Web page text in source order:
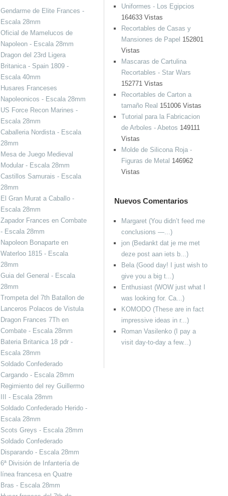
Uniformes - Los Egipcios
164633 Vistas
Recortables de Casas y
Mansiones de Papel 152801
Vistas
Mascaras de Cartulina
Recortables - Star Wars
152771 Vistas
Recortables de Carton a
tamaño Real 151006 Vistas
Tutorial para la Fabricacion
de Arboles - Abetos 149111
Vistas
Molde de Silicona Roja -
Figuras de Metal 146962
Vistas
Nuevos Comentarios
Margaret (You didn’t feed me
conclusions —...)
jon (Bedankt dat je me met
deze post aan iets b...)
Bela (Good day! I just wish to
give you a big t...)
Enthusiast (WOW just what I
was looking for. Ca...)
KOMODO (These are in fact
impressive ideas in r...)
Roman Vasilenko (I pay a
visit day-to-day a few...)
Gendarme de Elite Frances -
Escala 28mm
Oficial de Mamelucos de
Napoleon - Escala 28mm
Dragon del 23rd Ligera
Britanica - Spain 1809 -
Escala 40mm
Husares Franceses
Napoleonicos - Escala 28mm
US Force Recon Marines -
Escala 28mm
Caballeria Nordista - Escala
28mm
Mesa de Juego Medieval
Modular - Escala 28mm
Castillos Samurais - Escala
28mm
El Gran Murat a Caballo -
Escala 28mm
Zapador Frances en Combate
- Escala 28mm
Napoleon Bonaparte en
Waterloo 1815 - Escala
28mm
Guia del General - Escala
28mm
Trompeta del 7th Batallon de
Lanceros Polacos de Vistula
Dragon Frances 7Th en
Combate - Escala 28mm
Bateria Britanica 18 pdr -
Escala 28mm
Soldado Confederado
Cargando - Escala 28mm
Regimiento del rey Guillermo
III - Escala 28mm
Soldado Confederado Herido -
Escala 28mm
Scots Greys - Escala 28mm
Soldado Confederado
Disparando - Escala 28mm
6ª División de Infantería de
línea francesa en Quatre
Bras - Escala 28mm